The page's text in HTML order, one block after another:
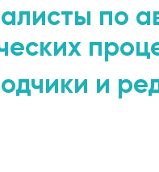
по
и